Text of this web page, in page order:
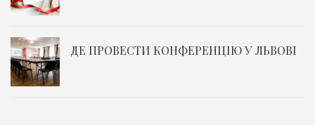
ДЕ ПРОВЕСТИ КОНФЕРЕНЦІЮ У ЛЬВОВІ